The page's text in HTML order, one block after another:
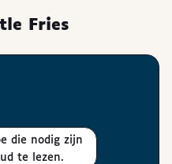
Fries
te lezen.